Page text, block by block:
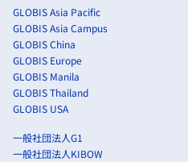
GLOBIS Asia Pacific
GLOBIS Asia Campus
GLOBIS China
GLOBIS Europe
GLOBIS Manila
GLOBIS Thailand
GLOBIS USA
一般社団法人G1
一般社団法人KIBOW